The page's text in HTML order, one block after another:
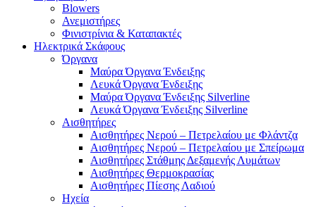
Blowers
Ανεμιστήρες
Φινιστρίνια & Καταπακτές
Ηλεκτρικά Σκάφους
Όργανα
Μαύρα Όργανα Ένδειξης
Λευκά Όργανα Ένδειξης
Μαύρα Όργανα Ένδειξης Silverline
Λευκά Όργανα Ένδειξης Silverline
Αισθητήρες
Αισθητήρες Νερού – Πετρελαίου με Φλάντζα
Αισθητήρες Νερού – Πετρελαίου με Σπείρωμα
Αισθητήρες Στάθμης Δεξαμενής Λυμάτων
Αισθητήρες Θερμοκρασίας
Αισθητήρες Πίεσης Λαδιού
Ηχεία